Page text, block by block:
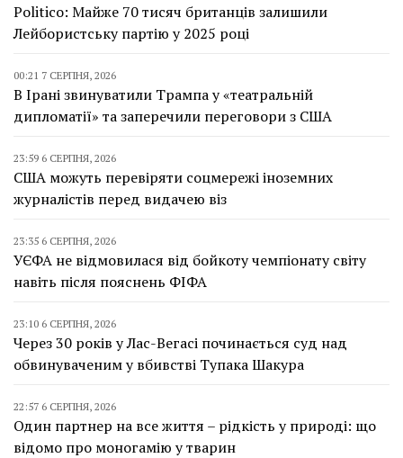
Politico: Майже 70 тисяч британців залишили
Лейбористську партію у 2025 році
00:21 7 СЕРПНЯ, 2026
В Ірані звинуватили Трампа у «театральній
дипломатії» та заперечили переговори з США
23:59 6 СЕРПНЯ, 2026
США можуть перевіряти соцмережі іноземних
журналістів перед видачею віз
23:35 6 СЕРПНЯ, 2026
УЄФА не відмовилася від бойкоту чемпіонату світу
навіть після пояснень ФІФА
23:10 6 СЕРПНЯ, 2026
Через 30 років у Лас-Вегасі починається суд над
обвинуваченим у вбивстві Тупака Шакура
22:57 6 СЕРПНЯ, 2026
Один партнер на все життя – рідкість у природі: що
відомо про моногамію у тварин